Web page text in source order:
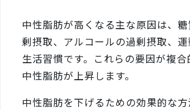
中性脂肪が高くなる主な原因は、
剰摂取、アルコールの過剰摂取、
生活習慣です。これらの要因が複合
中性脂肪が上昇します。
中性脂肪を下げるための効果的な